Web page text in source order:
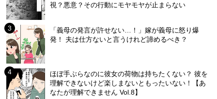
視？悪意？その行動にモヤモヤが止まらない
「義母の発言が許せない…！」嫁が義母に怒り爆
発！ 夫は仕方ないと言うけれど諦めるべき？
ほぼ手ぶらなのに彼女の荷物は持ちたくない？ 彼を
理解できないけど楽しまないともったいない！【あ
なたが理解できません Vol.8】